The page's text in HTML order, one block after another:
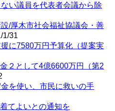
い議員を代表者会議から除
/厚木市社会福祉協議会・善
1/31
に7580万円予算化（提案実
２として4億6600万円（第2
を使い、市民に救いの手
てよいとの通知を